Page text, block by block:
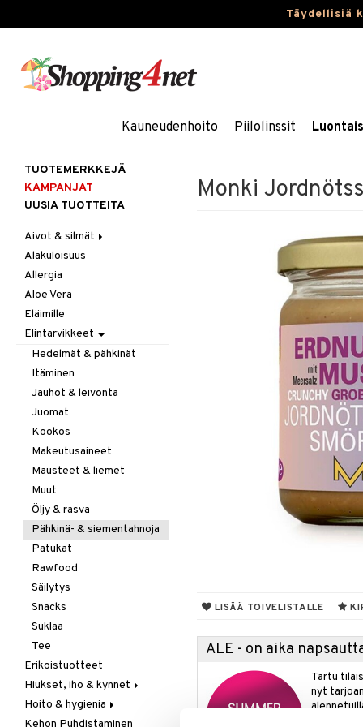
Täydellisiä
Kauneudenhoito Piilolinssit
Monki
LISÄÄ TOIVELISTALLE
ALE - on aika
Tartu
nyt
TUOTEMERKKEJÄ
KAMPANJAT
UUSIA TUOTTEITA
Aivot & silmät
Muisti
Rasvahapot
Silmät
Alakuloisuus
Allergia
Aloe Vera
Eläimille
Elintarvikkeet
Hedelmät & pähkinät
Itäminen
Jauhot & leivonta
Juomat
Kookos
Makeutusaineet
Mausteet & liemet
Muut
Öljy & rasva
Pähkinä- & siementahnoja
Patukat
Rawfood
Säilytys
Snacks
Suklaa
Tee
Erikoistuotteet
Hiukset, iho & kynnet
Aurinko & pigmentti
Hiukset
Hoito & hygienia
Aurinkosuoja
Kehon Puhdistaminen